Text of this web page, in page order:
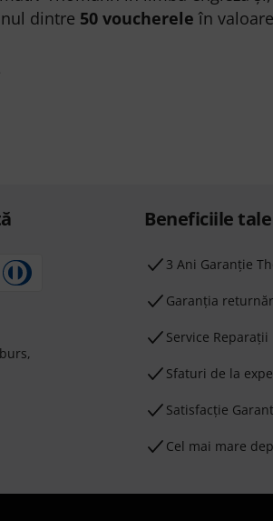
dintre 50 voucherele în
Beneficiile tale
3 Ani Garanție
Garanţia
Service Reparații
Sfaturi de la
Satisfacție
Cel mai mare